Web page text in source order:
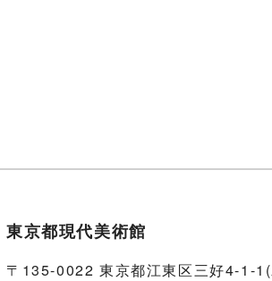
東京都現代美術館
〒135-0022 東京都江東区三好4-1-